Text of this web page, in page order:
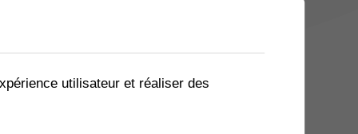
utilisateur et réaliser des